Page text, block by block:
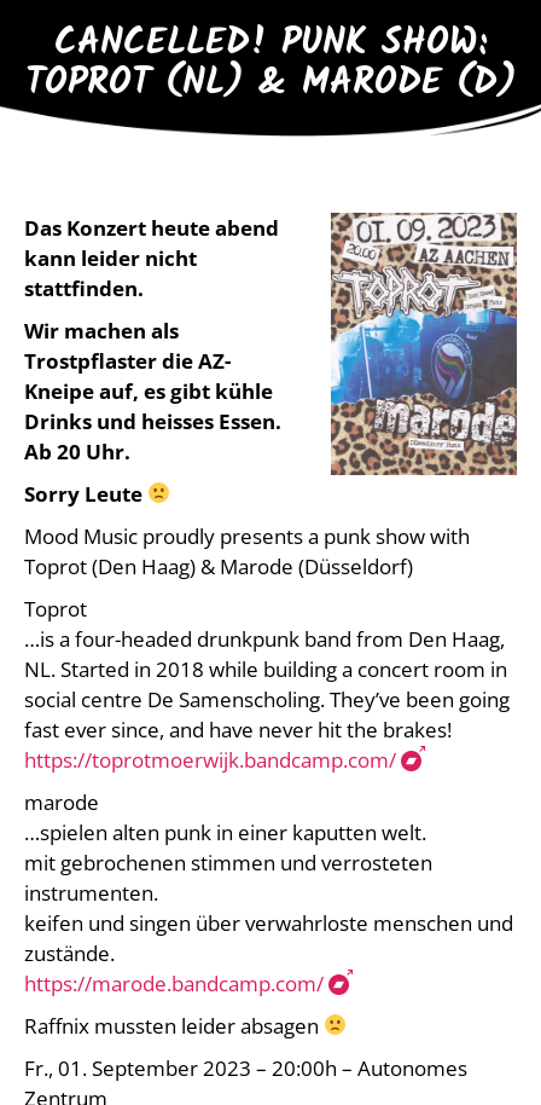
CANCELLED! PUNK SHOW:
TOPROT (NL) & MARODE (D)
Das Konzert heute abend
kann leider nicht
stattfinden.
Wir machen als
Trostpflaster die AZ-
Kneipe auf, es gibt kühle
Drinks und heisses Essen.
Ab 20 Uhr.
Sorry Leute
Mood Music proudly presents a punk show with
Toprot (Den Haag) & Marode (Düsseldorf)
Toprot
…is a four-headed drunkpunk band from Den Haag,
NL. Started in 2018 while building a concert room in
social centre De Samenscholing. They’ve been going
fast ever since, and have never hit the brakes!
https://toprotmoerwijk.bandcamp.com/
marode
…spielen alten punk in einer kaputten welt.
mit gebrochenen stimmen und verrosteten
instrumenten.
keifen und singen über verwahrloste menschen und
zustände.
https://marode.bandcamp.com/
Raffnix mussten leider absagen
Fr., 01. September 2023 – 20:00h – Autonomes
Zentrum